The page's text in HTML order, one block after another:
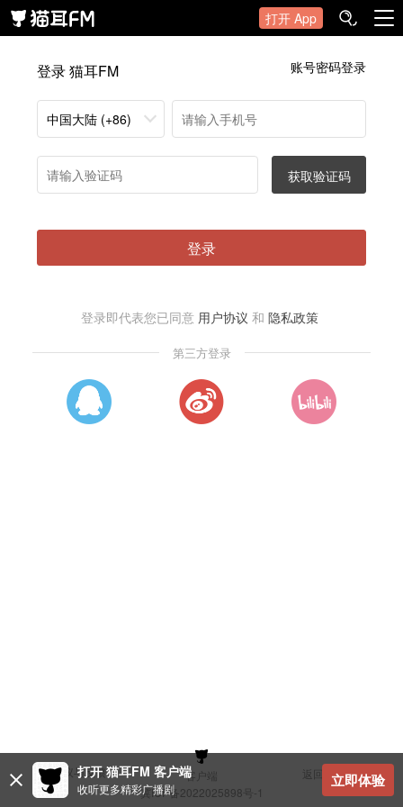
打开 App
登录 猫耳FM 账号密码登录
中国大陆 (+86)
获取验证码
登录
登录即代表您已同意 用户协议 和 隐私政策
第三方登录
建议与反馈 客户端
返回顶部
冀ICP备2022025898号-1
打开 猫耳FM 客户端
收听更多精彩广播剧 立即体验